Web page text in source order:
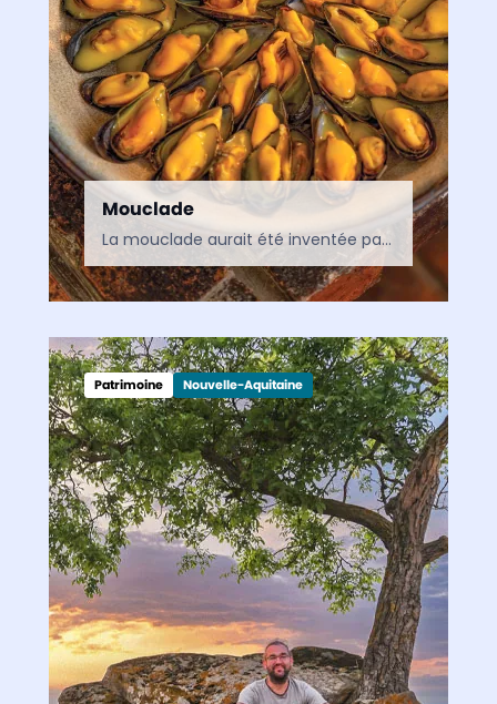
Mouclade
La mouclade aurait été inventée par Marie-Thérèse Lhermite, la propriétaire d’un bistrot d’Esnandes, à proximité de La Rochelle, dans les années 1900. La cuisinière, qui avait l’habitude de préparer les…
Patrimoine Nouvelle-Aquitaine